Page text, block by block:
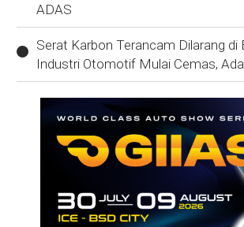
ADAS
Serat Karbon Terancam Dilarang di
Industri Otomotif Mulai Cemas,